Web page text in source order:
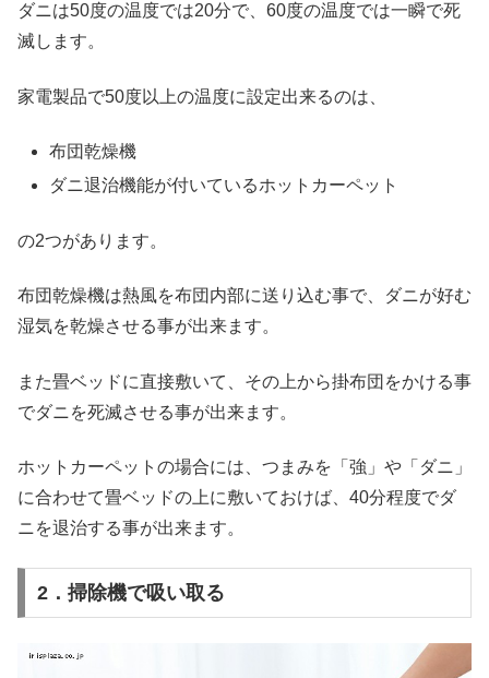
ダニは50度の温度では20分で、60度の温度では一瞬で死
滅します。
家電製品で50度以上の温度に設定出来るのは、
布団乾燥機
ダニ退治機能が付いているホットカーペット
の2つがあります。
布団乾燥機は熱風を布団内部に送り込む事で、ダニが好む
湿気を乾燥させる事が出来ます。
また畳ベッドに直接敷いて、その上から掛布団をかける事
でダニを死滅させる事が出来ます。
ホットカーペットの場合には、つまみを「強」や「ダニ」
に合わせて畳ベッドの上に敷いておけば、40分程度でダ
ニを退治する事が出来ます。
2．掃除機で吸い取る